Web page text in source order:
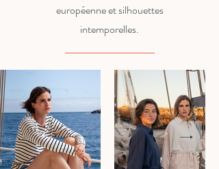
européenne et silhouettes
intemporelles.